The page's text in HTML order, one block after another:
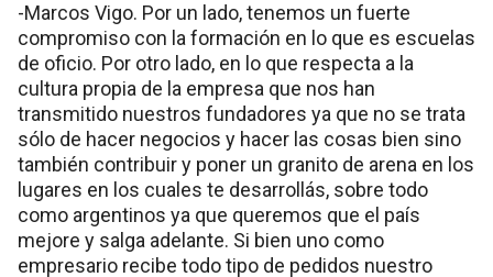
-Marcos Vigo. Por un lado, tenemos un fuerte
compromiso con la formación en lo que es escuelas
de oficio. Por otro lado, en lo que respecta a la
cultura propia de la empresa que nos han
transmitido nuestros fundadores ya que no se trata
sólo de hacer negocios y hacer las cosas bien sino
también contribuir y poner un granito de arena en los
lugares en los cuales te desarrollás, sobre todo
como argentinos ya que queremos que el país
mejore y salga adelante. Si bien uno como
empresario recibe todo tipo de pedidos nuestro